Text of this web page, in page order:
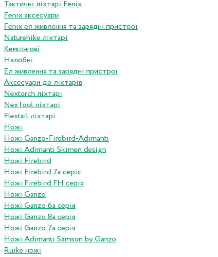
Тактичні ліхтарі Fenix
Fenix аксесуари
Fenix ел живлення та зарядні пристрої
Naturehike ліхтарі
Кемпінгові
Налобні
Ел живлення та зарядні пристрої
Аксесуари до ліхтарів
Nextorch ліхтарі
NexTool ліхтарі
Flextail ліхтарі
Ножі
Ножі Ganzo-Firebird-Adimanti
Ножі Adimanti Skimen design
Ножі Firebird
Ножі Firebird 7а серія
Ножі Firebird FH серія
Ножі Ganzo
Ножі Ganzo 6а серія
Ножі Ganzo 8а серія
Ножі Ganzo 7а серія
Ножі Adimanti Samson by Ganzo
Ruike ножі